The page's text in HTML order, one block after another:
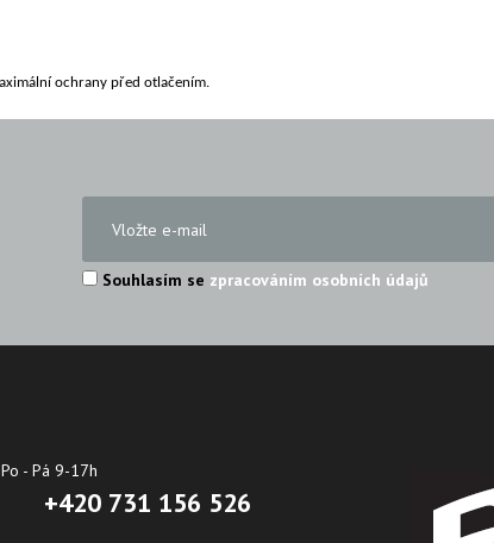
ochrany před otlačením.
Souhlasím se zpracováním osobních údajů
Po - Pá 9-17h
+420 731 156 526